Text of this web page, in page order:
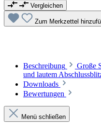
Vergleichen
Zum Merkzettel
Beschreibung
Große
und lautem
Downloads
Bewertungen
Menü schließen